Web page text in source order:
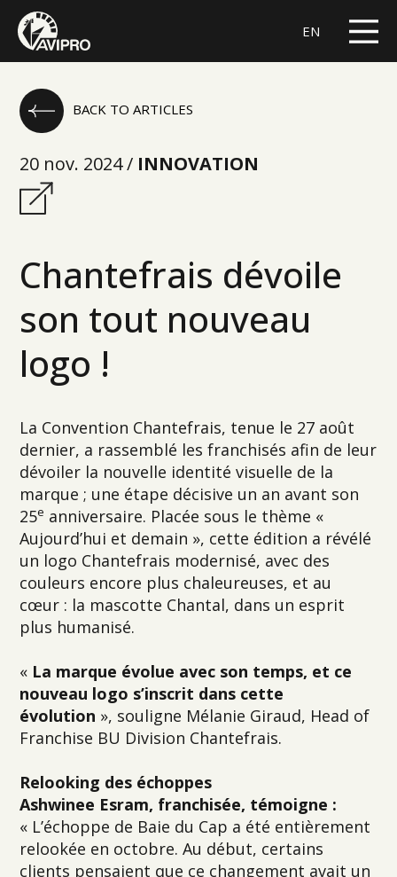
EN
20 nov. 2024 / INNOVATION
BACK TO ARTICLES
Chantefrais dévoile
son tout nouveau
logo !
La Convention Chantefrais, tenue le 27 août
dernier, a rassemblé les franchisés afin de leur
dévoiler la nouvelle identité visuelle de la
marque ; une étape décisive un an avant son
25e anniversaire. Placée sous le thème «
Aujourd’hui et demain », cette édition a révélé
un logo Chantefrais modernisé, avec des
couleurs encore plus chaleureuses, et au
cœur : la mascotte Chantal, dans un esprit
plus humanisé.
« La marque évolue avec son temps, et ce
nouveau logo s’inscrit dans cette
évolution », souligne Mélanie Giraud, Head of
Franchise BU Division Chantefrais.
Relooking des échoppes
Ashwinee Esram, franchisée, témoigne :
« L’échoppe de Baie du Cap a été entièrement
relookée en octobre. Au début, certains
clients pensaient que ce changement avait un